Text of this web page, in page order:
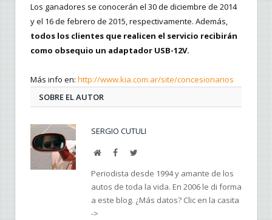
Los ganadores se conocerán el 30 de diciembre de 2014
y el 16 de febrero de 2015, respectivamente. Además,
todos los clientes que realicen el servicio recibirán
como obsequio un adaptador USB-12V.
Más info en: http://www.kia.com.ar/site/concesionarios
SOBRE EL AUTOR
SERGIO CUTULI
Web FacebookTwitter
Periodista desde 1994 y amante de los
autos de toda la vida. En 2006 le di forma
a este blog. ¿Más datos? Clic en la casita
->